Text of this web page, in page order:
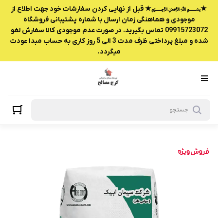
★﷽★ قبل از نهایی کردن سفارشات خود جهت اطلاع از
موجودی و هماهنگی زمان ارسال با شماره پشتیبانی فروشگاه
09915723072 تماس بگیرید. در صورت عدم موجودی کالا سفارش لغو
شده و مبلغ پرداختی ظرف مدت 3 الی 5 روز کاری به حساب مبدا عودت
میگردد.